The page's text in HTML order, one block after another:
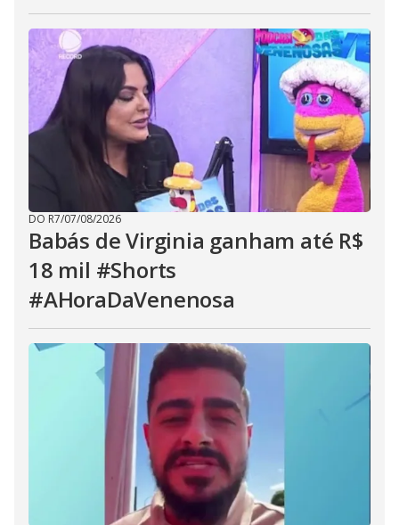
DO R7/07/08/2026
Babás de Virginia ganham até R$
18 mil #Shorts
#AHoraDaVenenosa